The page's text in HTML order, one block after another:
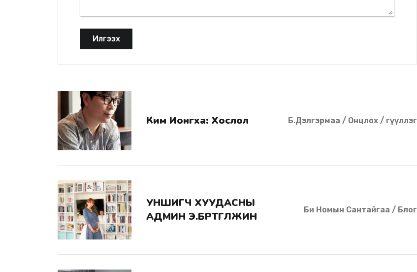
Илгээх
Ким Ионгха: Хослол Б.Дэлгэрмаа / Онцлох / Өгүүллэг
УНШИГЧ ХУУДАСНЫ
АДМИН Э.БӨРТГӨЛЖИН
Би Номын Сантайгаа / Блог